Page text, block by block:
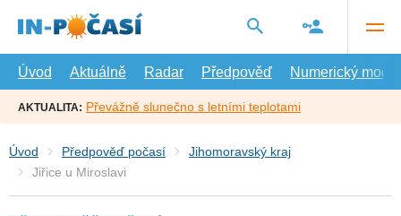
hlavní
Úvod
Aktuálně Radar Předpověď Numerický model
AKTUALITA: Převážně slunečno s letními teplotami
Úvod Předpověď počasí
Jihomoravský kraj
Jiřice u Miroslavi